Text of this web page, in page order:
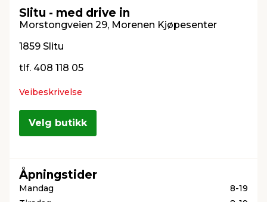
& stillas
& ugress
& stativer
koblinger
data & TV
& fritid
sko
Slitu - med drive in
Morstongveien 29, Morenen Kjøpesenter
1859 Slitu
tlf. 408 118 05
Veibeskrivelse
Velg butikk
Åpningstider
Mandag
8-19